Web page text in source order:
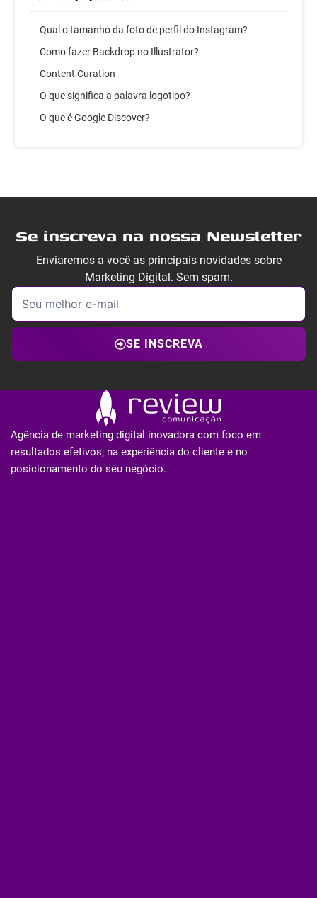
Qual o tamanho da foto de perfil do Instagram?
Como fazer Backdrop no Illustrator?
Content Curation
O que significa a palavra logotipo?
O que é Google Discover?
Se inscreva na nossa Newsletter
Enviaremos a você as principais novidades sobre
Marketing Digital. Sem spam.
SE INSCREVA
Agência de marketing digital inovadora com foco em
resultados efetivos, na experiência do cliente e no
posicionamento do seu negócio.